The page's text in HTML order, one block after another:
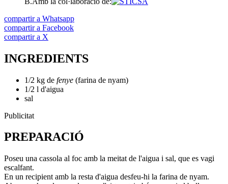
compartir a Whatsapp
compartir a Facebook
compartir a X
INGREDIENTS
1/2 kg de fenye (farina de nyam)
1/2 l d'aigua
sal
Publicitat
PREPARACIÓ
Poseu una cassola al foc amb la meitat de l'aigua i sal, que es vagi
escalfant.
En un recipient amb la resta d'aigua desfeu-hi la farina de nyam.